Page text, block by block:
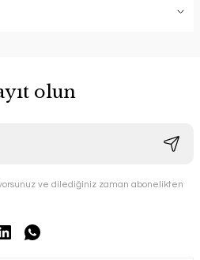
olun
ve dilediğiniz zaman abonelikten